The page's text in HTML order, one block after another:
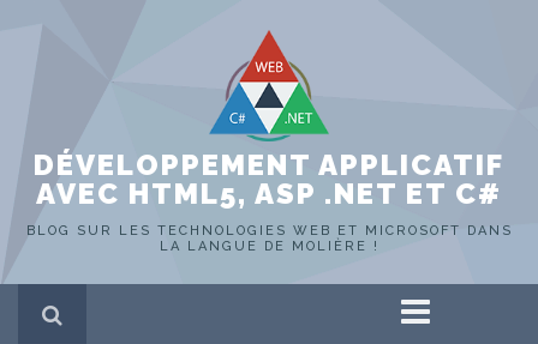
DÉVELOPPEMENT APPLICATIF
AVEC HTML5, ASP .NET ET C#
BLOG SUR LES TECHNOLOGIES WEB ET MICROSOFT DANS
LA LANGUE DE MOLIÈRE !